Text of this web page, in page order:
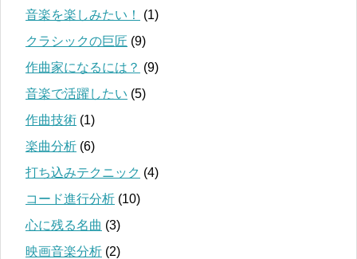
音楽を楽しみたい！
(1)
クラシックの巨匠 (9)
作曲家になるには？ (9)
音楽で活躍したい (5)
作曲技術 (1)
楽曲分析 (6)
打ち込みテクニック (4)
コード進行分析 (10)
心に残る名曲 (3)
映画音楽分析 (2)